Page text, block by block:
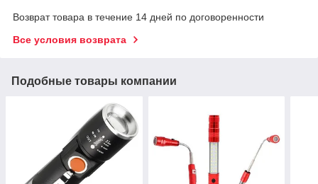
Возврат товара в течение 14 дней по договоренности
Все условия возврата
Подобные товары компании